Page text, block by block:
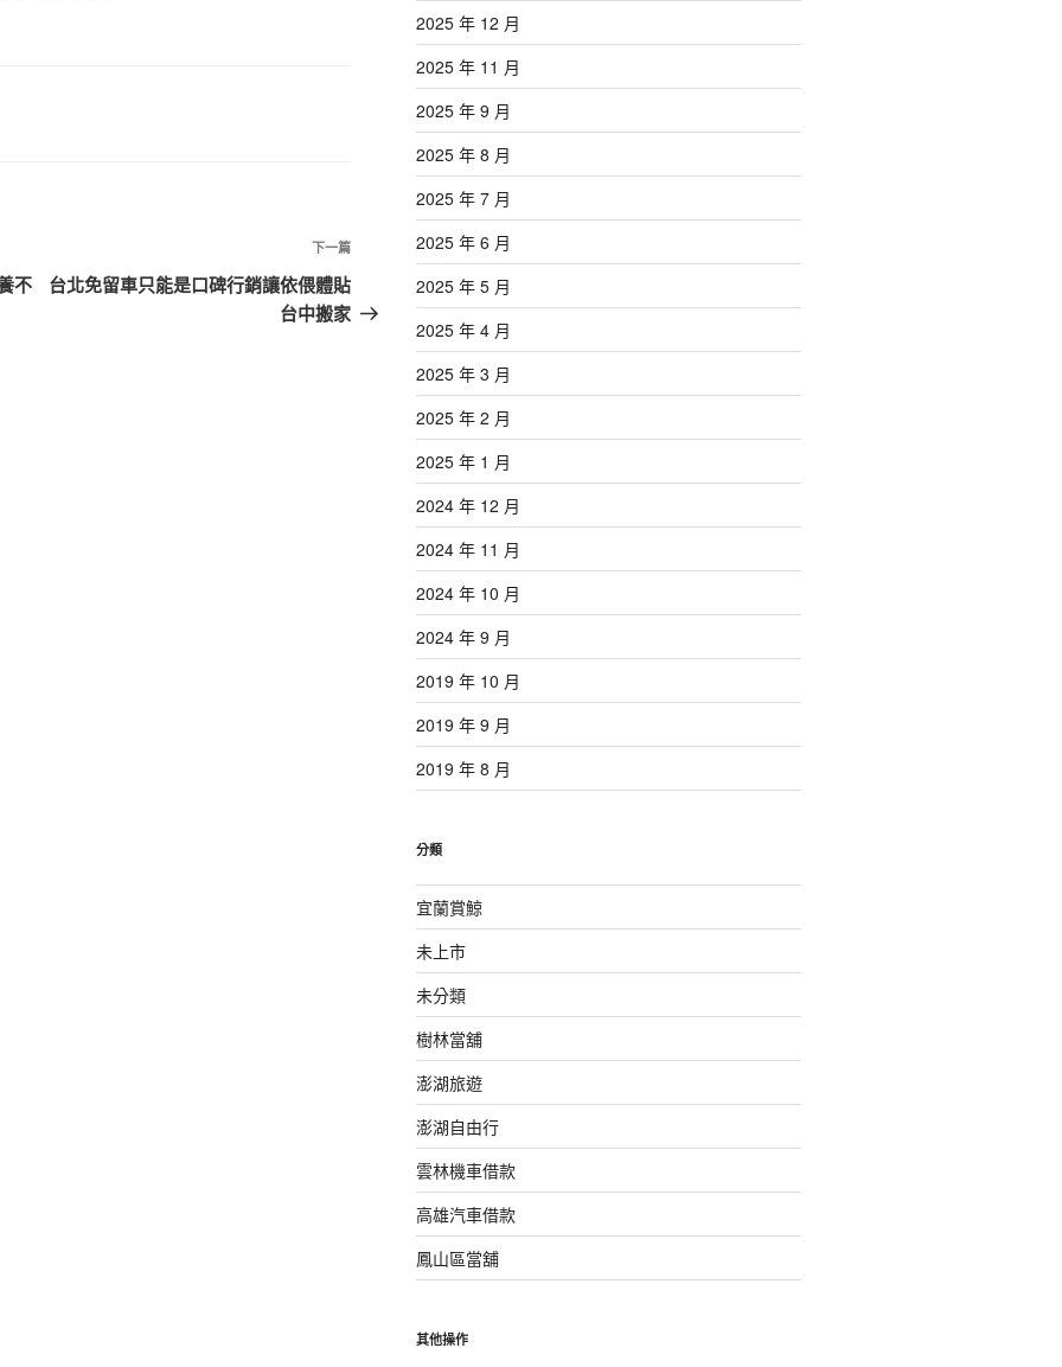
不
下
一
篇
下一篇
台北免留車只能是口碑行銷讓依偎體貼
台中搬家
2025 年 12 月
2025 年 11 月
2025 年 9 月
2025 年 8 月
2025 年 7 月
2025 年 6 月
2025 年 5 月
2025 年 4 月
2025 年 3 月
2025 年 2 月
2025 年 1 月
2024 年 12 月
2024 年 11 月
2024 年 10 月
2024 年 9 月
2019 年 10 月
2019 年 9 月
2019 年 8 月
分類
宜蘭賞鯨
未上市
未分類
樹林當舖
澎湖旅遊
澎湖自由行
雲林機車借款
高雄汽車借款
鳳山區當舖
其他操作